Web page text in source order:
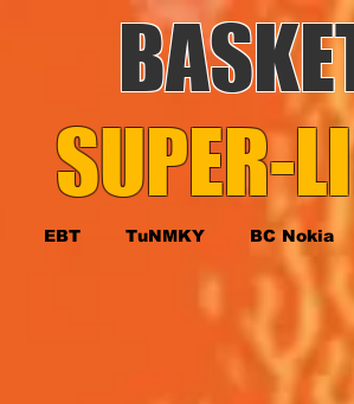
SUPER-
EBT TuNMKY BC Nokia